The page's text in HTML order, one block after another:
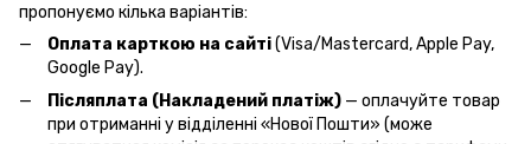
пропонуємо кілька варіантів:
Оплата карткою на сайті(Visa/Mastercard, Apple Pay,
Google Pay).
Післяплата (Накладений платіж) — оплачуйте товар
при отриманні у відділенні «Нової Пошти» (може